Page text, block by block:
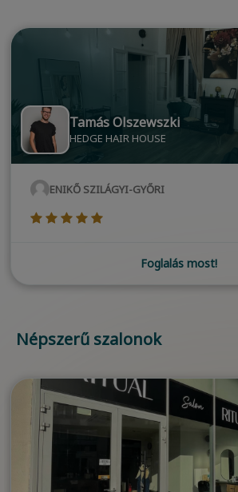
Tamás Olszewszki
HEDGE HAIR HOUSE
ENIKŐ SZILÁGYI-GYŐRI
(*)(*)(*)(*)(*)
Foglalás most!
Népszerű szalonok